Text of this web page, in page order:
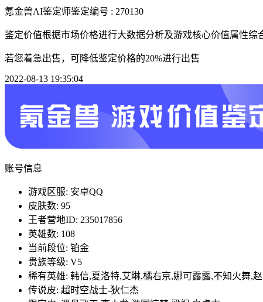
氪金兽AI鉴定师鉴定编号 : 270130
鉴定价值根据市场价格进行大数据分析及游戏核心价值属性综
若您着急出售，可降低鉴定价格的20%进行出售
2022-08-13 19:35:04
账号信息
游戏区服: 安卓QQ
皮肤数: 95
王者营地ID: 235017856
英雄数: 108
当前段位: 铂金
贵族等级: V5
稀有英雄: 韩信,夏洛特,艾琳,橘右京,娜可露露,不知火舞,
传说皮: 超时空战士-狄仁杰